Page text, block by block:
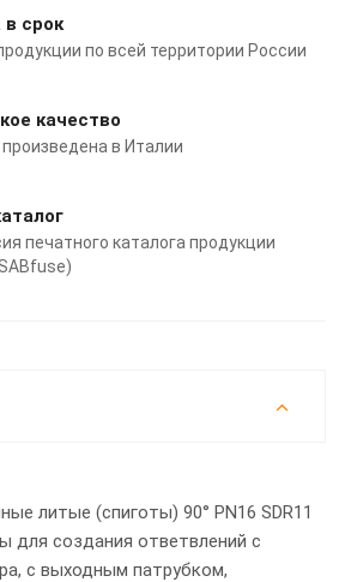
срок
по всей территории России
качество
в Италии
печатного каталога продукции
литые (спиготы) 90° PN16 SDR11
для создания ответвлений с
с выходным патрубком,